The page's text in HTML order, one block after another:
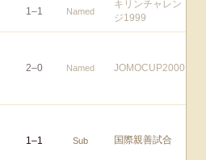
1–1 Named
キリンチャレン
ジ1999
2–0 Named JOMOCUP2000
1–1 Sub 国際親善試合